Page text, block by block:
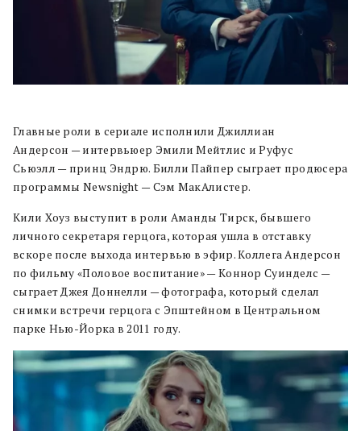
Главные роли в сериале исполнили Джиллиан
Андерсон — интервьюер Эмили Мейтлис и Руфус
Сьюэлл — принц Эндрю. Билли Пайпер сыграет продюсера
программы Newsnight — Сэм МакАлистер.
Кили Хоуз выступит в роли Аманды Тирск, бывшего
личного секретаря герцога, которая ушла в отставку
вскоре после выхода интервью в эфир. Коллега Андерсон
по фильму «Половое воспитание» — Коннор Суинделс —
сыграет Джея Доннелли — фотографа, который сделал
снимки встречи герцога с Эпштейном в Центральном
парке Нью-Йорка в 2011 году.